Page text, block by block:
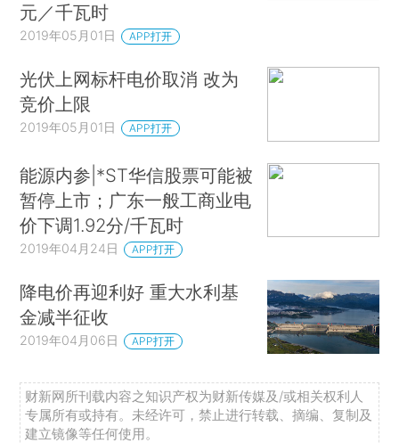
元／千瓦时
2019年05月01日 APP打开
光伏上网标杆电价取消 改为
竞价上限
2019年05月01日 APP打开
能源内参|*ST华信股票可能被
暂停上市；广东一般工商业电
价下调1.92分/千瓦时
2019年04月24日 APP打开
降电价再迎利好 重大水利基
金减半征收
2019年04月06日 APP打开
财新网所刊载内容之知识产权为财新传媒及/或相关权利人
专属所有或持有。未经许可，禁止进行转载、摘编、复制及
建立镜像等任何使用。